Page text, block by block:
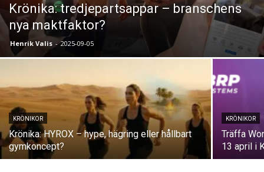
Krönika: tredjepartsappar – branschens
nya maktfaktor?
Henrik Valis - 2025-09-05
KRÖNIKOR
Krönika: HYROX – hype, hägring eller hållbart
gymkoncept?
KRÖNIKOR
Träffa
13 april i